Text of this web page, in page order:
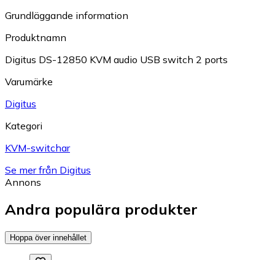
Grundläggande information
Produktnamn
Digitus DS-12850 KVM audio USB switch 2 ports
Varumärke
Digitus
Kategori
KVM-switchar
Se mer från Digitus
Annons
Andra populära produkter
Hoppa över innehållet